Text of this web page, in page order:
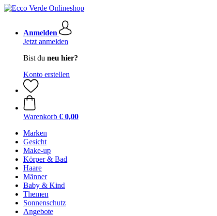
Anmelden
Jetzt anmelden
Bist du neu hier?
Konto erstellen
Warenkorb € 0,00
Marken
Gesicht
Make-up
Körper & Bad
Haare
Männer
Baby & Kind
Themen
Sonnenschutz
Angebote